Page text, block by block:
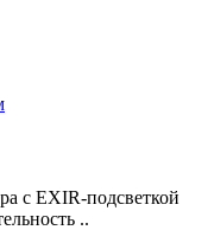
с EXIR-подсветкой
..